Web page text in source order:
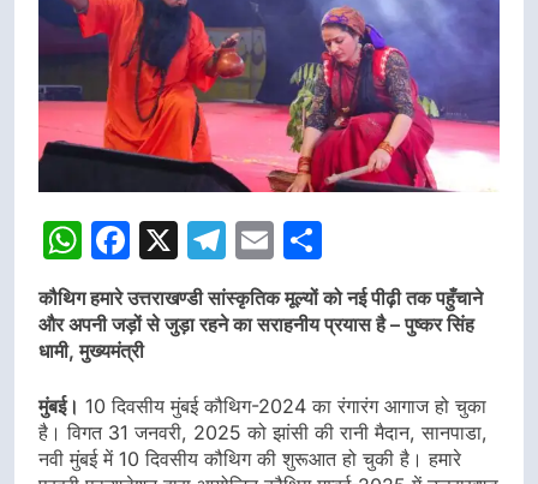
WhatsApp
Facebook
X Telegram
Email
कौथिग हमारे उत्तराखण्डी सांस्कृतिक मूल्यों को नई पीढ़ी तक पहुँचाने
और अपनी जड़ों से जुड़ा रहने का सराहनीय प्रयास है – पुष्कर सिंह
धामी, मुख्यमंत्री
मुंबई। 10 दिवसीय मुंबई कौथिग-2024 का रंगारंग आगाज हो चुका
है। विगत 31 जनवरी, 2025 को झांसी की रानी मैदान, सानपाडा,
नवी मुंबई में 10 दिवसीय कौथिग की शुरूआत हो चुकी है। हमारे